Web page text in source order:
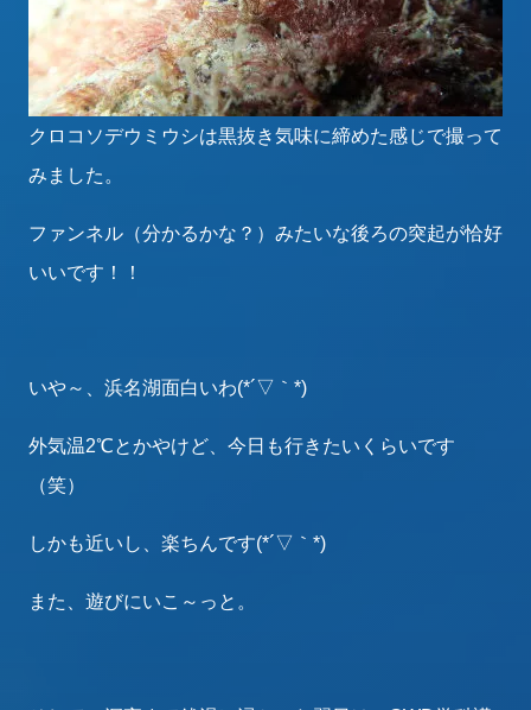
クロコソデウミウシは黒抜き気味に締めた感じで撮って
みました。
ファンネル（分かるかな？）みたいな後ろの突起が恰好
いいです！！
いや～、浜名湖面白いわ(*´▽｀*)
外気温2℃とかやけど、今日も行きたいくらいです
（笑）
しかも近いし、楽ちんです(*´▽｀*)
また、遊びにいこ～っと。